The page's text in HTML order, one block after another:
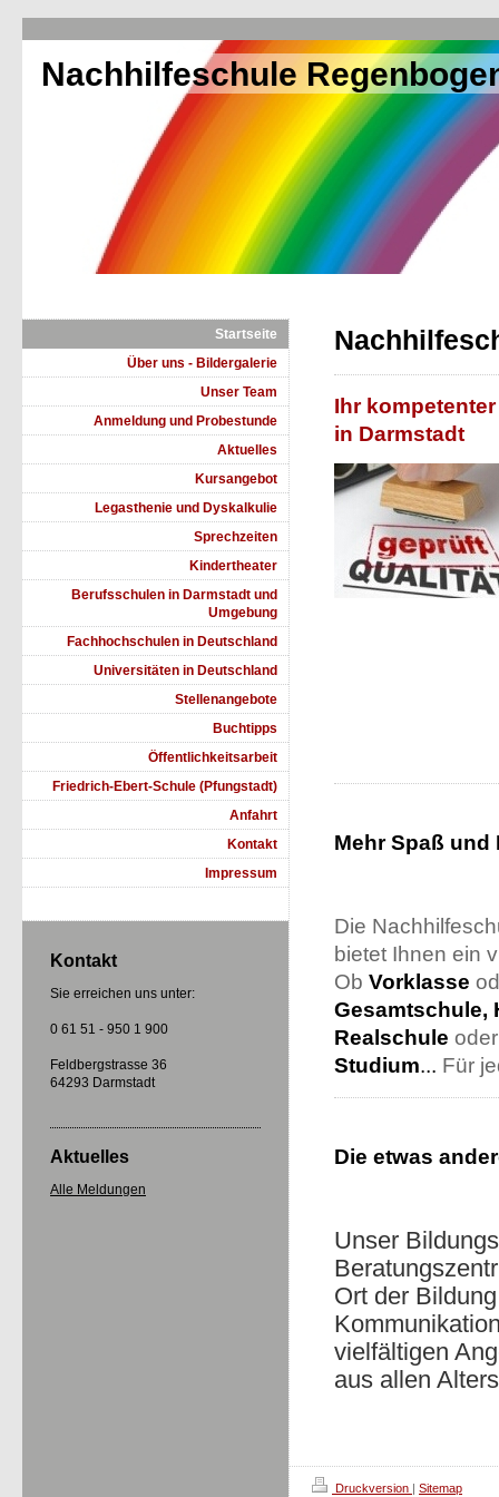
Nachhilfeschule
Ihr
in Darmstadt
Mehr Spaß und
Die
bietet Ihnen ein
Ob Vorklasse
Gesamtschule,
Realschule
Studium... Für
Die etwas
Unser
Ort der
vielfältigen
aus allen
Startseite
Über uns - Bildergalerie
Unser Team
Anmeldung und Probestunde
Aktuelles
Kursangebot
Legasthenie und Dyskalkulie
Sprechzeiten
Kindertheater
Berufsschulen in Darmstadt und
Umgebung
Fachhochschulen in Deutschland
Universitäten in Deutschland
Stellenangebote
Buchtipps
Öffentlichkeitsarbeit
Friedrich-Ebert-Schule (Pfungstadt)
Anfahrt
Kontakt
Impressum
Kontakt
Sie erreichen uns unter:
0 61 51 - 950 1 900
Feldbergstrasse 36
64293 Darmstadt
Aktuelles
Alle Meldungen
Druckversion | Sitemap